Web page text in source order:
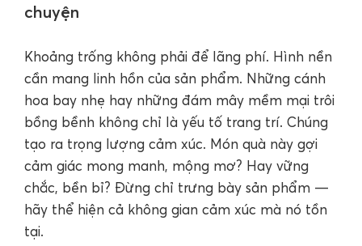
chuyện
Khoảng trống không phải để lãng phí. Hình nền
cần mang linh hồn của sản phẩm. Những cánh
hoa bay nhẹ hay những đám mây mềm mại trôi
bồng bềnh không chỉ là yếu tố trang trí. Chúng
tạo ra trọng lượng cảm xúc. Món quà này gợi
cảm giác mong manh, mộng mơ? Hay vững
chắc, bền bỉ? Đừng chỉ trưng bày sản phẩm —
hãy thể hiện cả không gian cảm xúc mà nó tồn
tại.